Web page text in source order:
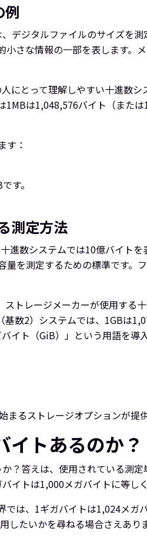
例
デジタルファイルのサイズを
さな情報の一部を表します。
とって理解しやすい十進数
は1,048,576バイト（また
す：
す。
測定方法
進数システムでは10億バイト
を測定するための標準です。
トレージメーカーが使用す
数2）システムでは、1GBは
イト（GiB）」という用語を
るストレージオプションが提
イトあるのか？
？答えは、使用されている測
イトは1,000メガバイトに等しく
は、1ギガバイトは1,024メ
したいかを尋ねる場合さえあ